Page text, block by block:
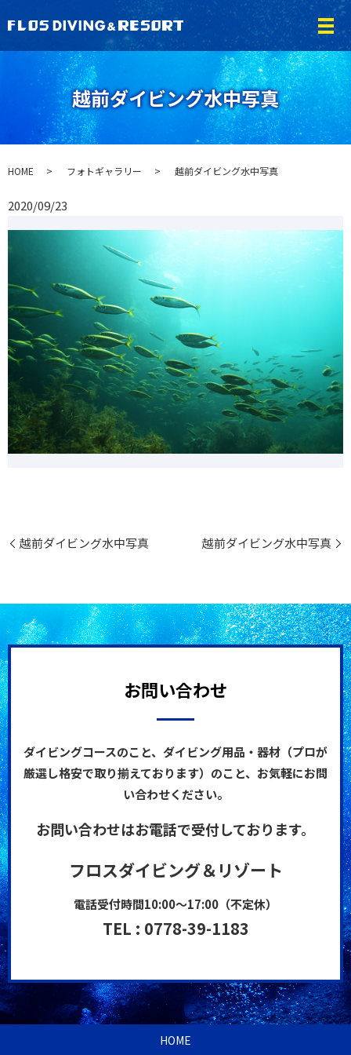
メ
越前ダイビング水中写真
HOME フォトギャラリー 越前ダイビング水中写真
2020/09/23
越前ダイビング水中写真 越前ダイビング水中写真
お問い合わせ
ダイビングコースのこと、ダイビング用品・器材（プロが
厳選し格安で取り揃えております）のこと、お気軽にお問
い合わせください。
お問い合わせはお電話で受付しております。
フロスダイビング＆リゾート
電話受付時間10:00～17:00（不定休）
TEL : 0778-39-1183
HOME